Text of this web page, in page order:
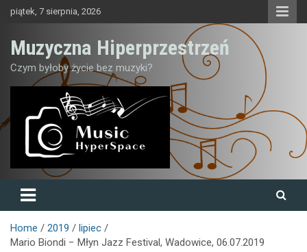
Skippiątek, 7 sierpnia, 2026
Muzyczna Hiperprzestrzeń
Czym byłoby życie bez muzyki?
Home 2019
lipiec
Mario Biondi − Młyn Jazz Festival, Wadowice, 06.07.2019